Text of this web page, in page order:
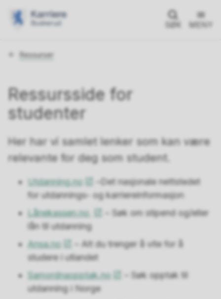
SØK MENY
Du
Ressurser
Ressursside for
studenter
Her har vi samlet lenker som kan være
relevante for deg som student.
Utdanning.no
–Det nasjonale nettstedet
for utdannings- og karriereinformasjon
Lånekassen.no
– Søk om stipend og/eller
lån til utdanning
Ansa.no
– Alt du trenger å vite for å
studere i utlandet
Samordnaopptak.no
– Søk opptak til
utdanning i Norge